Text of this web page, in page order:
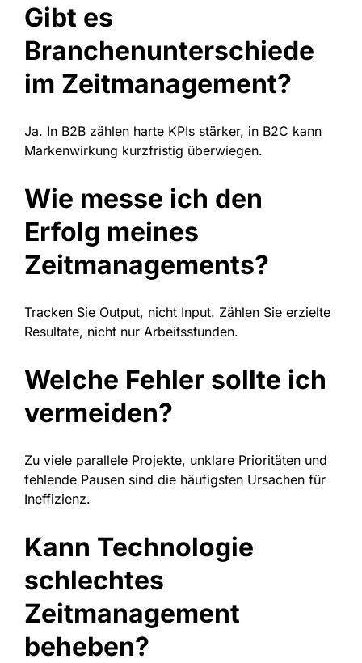
Gibt es
Branchenunterschiede
im Zeitmanagement?
Ja. In B2B zählen harte KPIs stärker, in B2C kann
Markenwirkung kurzfristig überwiegen.
Wie messe ich den
Erfolg meines
Zeitmanagements?
Tracken Sie Output, nicht Input. Zählen Sie erzielte
Resultate, nicht nur Arbeitsstunden.
Welche Fehler sollte ich
vermeiden?
Zu viele parallele Projekte, unklare Prioritäten und
fehlende Pausen sind die häufigsten Ursachen für
Ineffizienz.
Kann Technologie
schlechtes
Zeitmanagement
beheben?